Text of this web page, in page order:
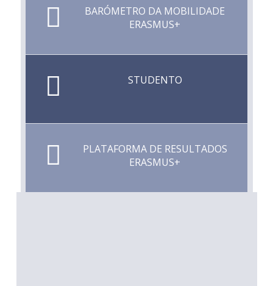
BARÓMETRO DA MOBILIDADE
ERASMUS+
STUDENTO
PLATAFORMA DE RESULTADOS
ERASMUS+